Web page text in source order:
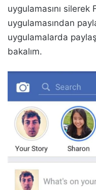
uygulamasını
uygulamasından
uygulamalarda
bakalım.